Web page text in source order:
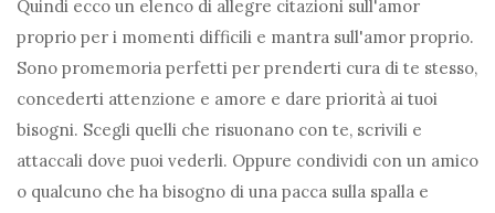
Quindi ecco un elenco di allegre citazioni sull'amor
proprio per i momenti difficili e mantra sull'amor proprio.
Sono promemoria perfetti per prenderti cura di te stesso,
concederti attenzione e amore e dare priorità ai tuoi
bisogni. Scegli quelli che risuonano con te, scrivili e
attaccali dove puoi vederli. Oppure condividi con un amico
o qualcuno che ha bisogno di una pacca sulla spalla e